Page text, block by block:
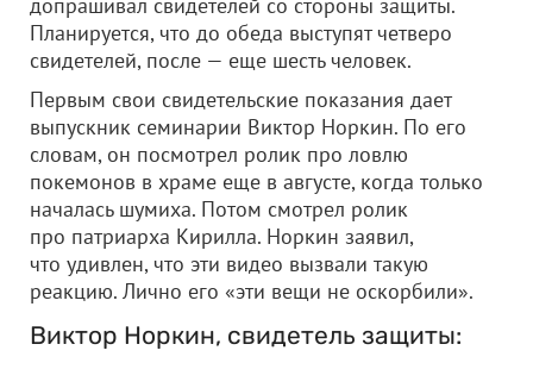
Планируется, что до обеда выступят четверо
свидетелей, после — еще шесть человек.
Первым свои свидетельские показания дает
выпускник семинарии Виктор Норкин. По его
словам, он посмотрел ролик про ловлю
покемонов в храме еще в августе, когда только
началась шумиха. Потом смотрел ролик
про патриарха Кирилла. Норкин заявил,
что удивлен, что эти видео вызвали такую
реакцию. Лично его «эти вещи не оскорбили».
Виктор Норкин, свидетель защиты: